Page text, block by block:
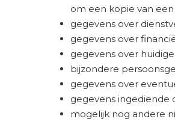
om een kopie van
gegevens over
gegevens over
gegevens over
bijzondere
gegevens over
gegevens ingediende
mogelijk nog andere